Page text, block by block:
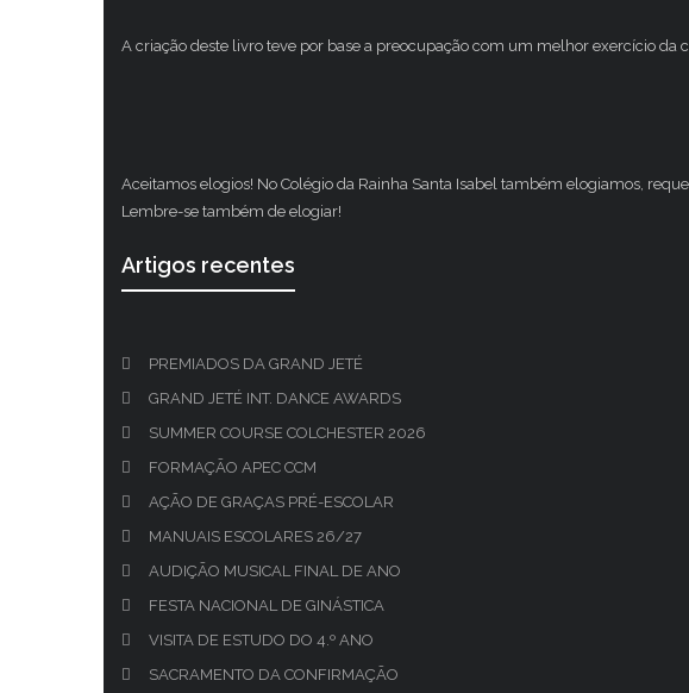
A criação deste livro teve por base a preocupação com um melhor exercício da
Aceitamos elogios! No Colégio da Rainha Santa Isabel também elogiamos,
Lembre-se também de elogiar!
Artigos recentes
PREMIADOS DA GRAND JETÉ
GRAND JETÉ INT. DANCE AWARDS
SUMMER COURSE COLCHESTER 2026
FORMAÇÃO APEC CCM
AÇÃO DE GRAÇAS PRÉ-ESCOLAR
MANUAIS ESCOLARES 26/27
AUDIÇÃO MUSICAL FINAL DE ANO
FESTA NACIONAL DE GINÁSTICA
VISITA DE ESTUDO DO 4.º ANO
SACRAMENTO DA CONFIRMAÇÃO